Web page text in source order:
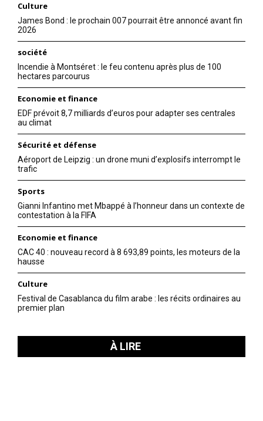
Culture
James Bond : le prochain 007 pourrait être annoncé avant fin
2026
société
Incendie à Montséret : le feu contenu après plus de 100
hectares parcourus
Economie et finance
EDF prévoit 8,7 milliards d’euros pour adapter ses centrales
au climat
Sécurité et défense
Aéroport de Leipzig : un drone muni d’explosifs interrompt le
trafic
Sports
Gianni Infantino met Mbappé à l’honneur dans un contexte de
contestation à la FIFA
Economie et finance
CAC 40 : nouveau record à 8 693,89 points, les moteurs de la
hausse
Culture
Festival de Casablanca du film arabe : les récits ordinaires au
premier plan
À LIRE